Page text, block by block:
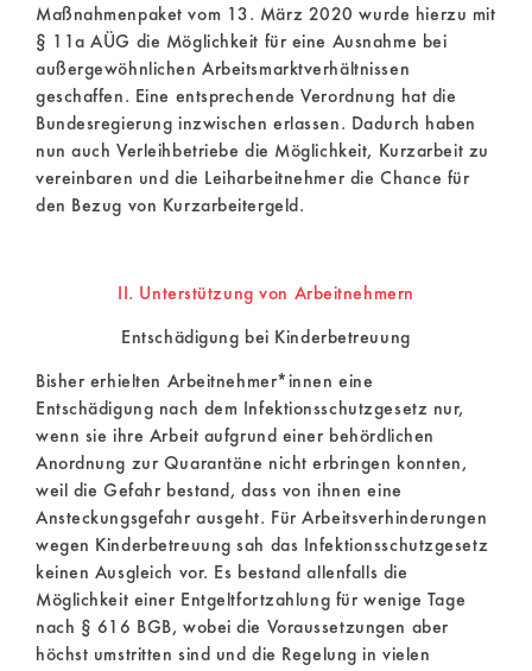
Maßnahmenpaket vom 13. März 2020 wurde hierzu mit
§ 11a AÜG die Möglichkeit für eine Ausnahme bei
außergewöhnlichen Arbeitsmarktverhältnissen
geschaffen. Eine entsprechende Verordnung hat die
Bundesregierung inzwischen erlassen. Dadurch haben
nun auch Verleihbetriebe die Möglichkeit, Kurzarbeit zu
vereinbaren und die Leiharbeitnehmer die Chance für
den Bezug von Kurzarbeitergeld.
II. Unterstützung von Arbeitnehmern
Entschädigung bei Kinderbetreuung
Bisher erhielten Arbeitnehmer*innen eine
Entschädigung nach dem Infektionsschutzgesetz nur,
wenn sie ihre Arbeit aufgrund einer behördlichen
Anordnung zur Quarantäne nicht erbringen konnten,
weil die Gefahr bestand, dass von ihnen eine
Ansteckungsgefahr ausgeht. Für Arbeitsverhinderungen
wegen Kinderbetreuung sah das Infektionsschutzgesetz
keinen Ausgleich vor. Es bestand allenfalls die
Möglichkeit einer Entgeltfortzahlung für wenige Tage
nach § 616 BGB, wobei die Voraussetzungen aber
höchst umstritten sind und die Regelung in vielen